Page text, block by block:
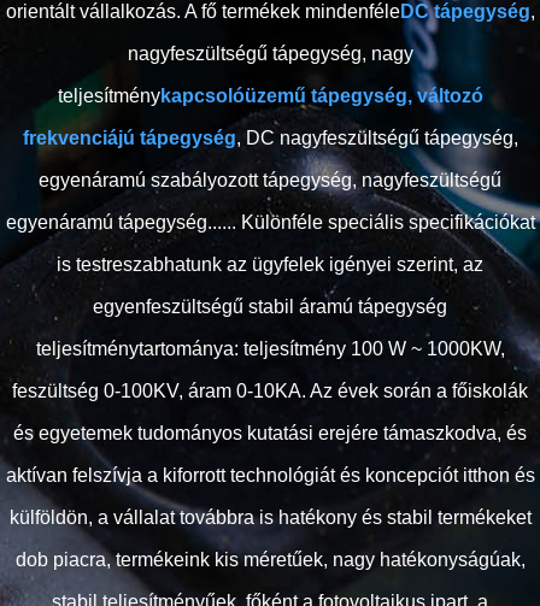
orientált vállalkozás. A fő termékek mindenféleDC tápegység,
nagyfeszültségű tápegység, nagy
teljesítménykapcsolóüzemű tápegység, változó
frekvenciájú tápegység, DC nagyfeszültségű tápegység,
egyenáramú szabályozott tápegység, nagyfeszültségű
egyenáramú tápegység...... Különféle speciális specifikációkat
is testreszabhatunk az ügyfelek igényei szerint, az
egyenfeszültségű stabil áramú tápegység
teljesítménytartománya: teljesítmény 100 W ~ 1000KW,
feszültség 0-100KV, áram 0-10KA. Az évek során a főiskolák
és egyetemek tudományos kutatási erejére támaszkodva, és
aktívan felszívja a kiforrott technológiát és koncepciót itthon és
külföldön, a vállalat továbbra is hatékony és stabil termékeket
dob ​​piacra, termékeink kis méretűek, nagy hatékonyságúak,